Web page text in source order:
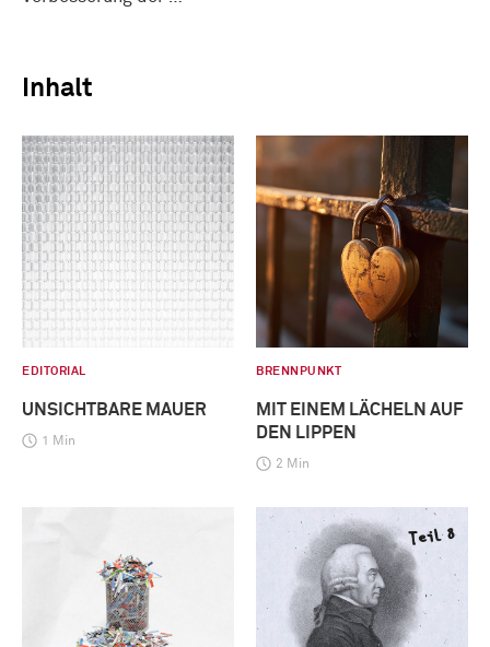
Inhalt
EDITORIAL
UNSICHTBARE MAUER
1 Min
BRENNPUNKT
MIT EINEM LÄCHELN AUF
DEN LIPPEN
2 Min